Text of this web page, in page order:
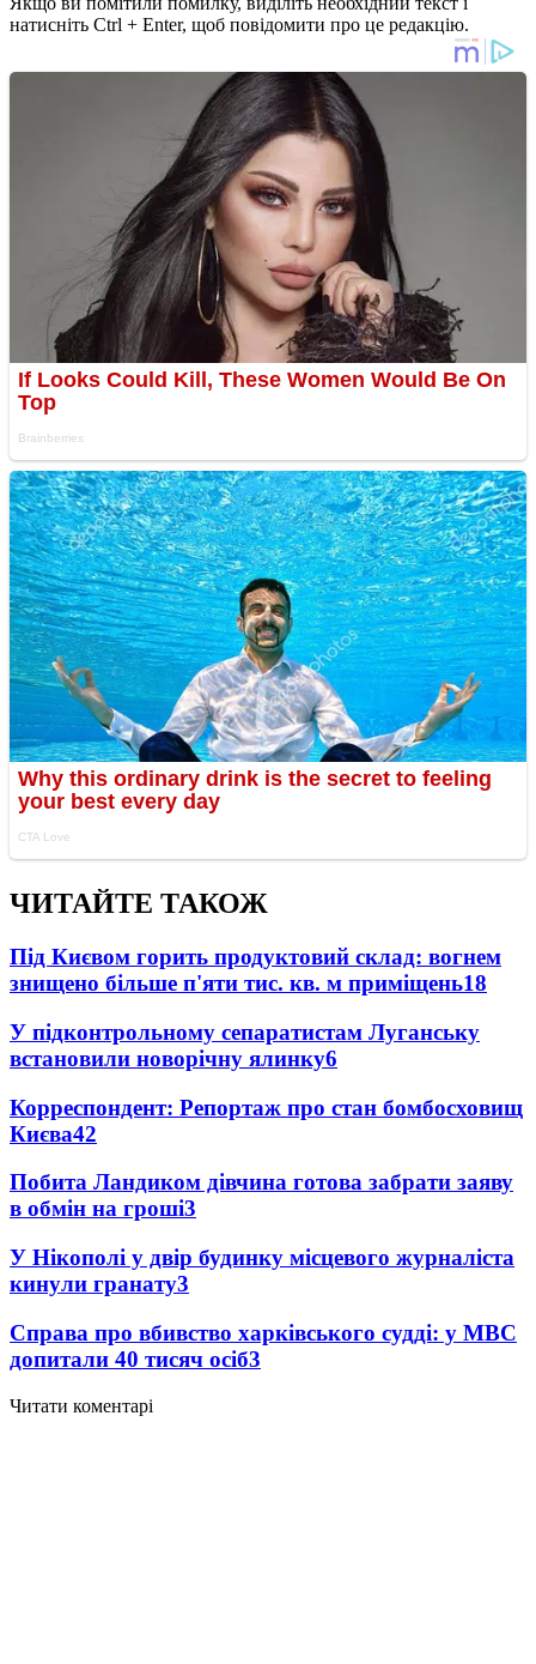
натисніть Ctrl + Enter, щоб повідомити про це редакцію.
ЧИТАЙТЕ ТАКОЖ
Під Києвом горить продуктовий склад: вогнем
знищено більше п'яти тис. кв. м приміщень18
У підконтрольному сепаратистам Луганську
встановили новорічну ялинку6
Корреспондент: Репортаж про стан бомбосховищ
Києва42
Побита Ландиком дівчина готова забрати заяву
в обмін на гроші3
У Нікополі у двір будинку місцевого журналіста
кинули гранату3
Справа про вбивство харківського судді: у МВС
допитали 40 тисяч осіб3
Читати коментарі